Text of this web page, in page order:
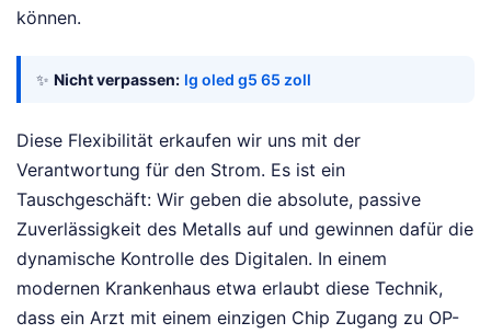
können.
✨ Nicht verpassen: lg oled g5 65 zoll
Diese Flexibilität erkaufen wir uns mit der
Verantwortung für den Strom. Es ist ein
Tauschgeschäft: Wir geben die absolute, passive
Zuverlässigkeit des Metalls auf und gewinnen dafür die
dynamische Kontrolle des Digitalen. In einem
modernen Krankenhaus etwa erlaubt diese Technik,
dass ein Arzt mit einem einzigen Chip Zugang zu OP-